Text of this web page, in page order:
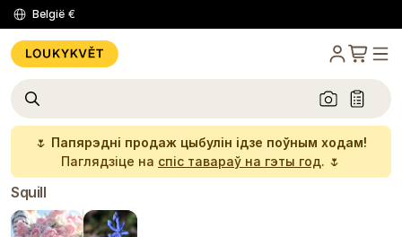
België €
🌷 Папярэдні продаж цыбулін ідзе поўным ходам!
Паглядзіце на спіс тавараў на гэты год. 🌷
Squill